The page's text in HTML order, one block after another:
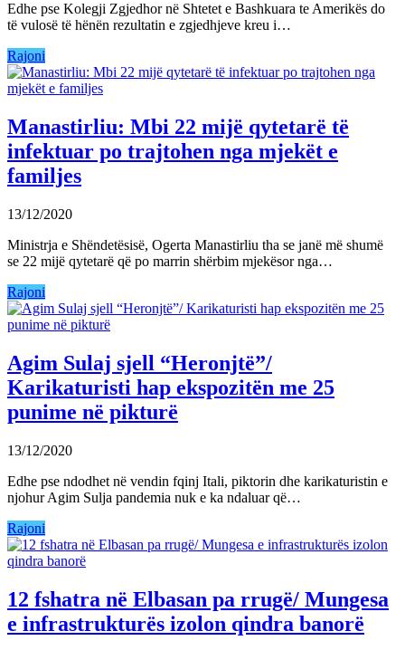
Edhe pse Kolegji Zgjedhor në Shtetet e Bashkuara te Amerikës do
të vulosë të hënën rezultatin e zgjedhjeve kreu i…
Rajoni
Manastirliu: Mbi 22 mijë qytetarë të
infektuar po trajtohen nga mjekët e
familjes
13/12/2020
Ministrja e Shëndetësisë, Ogerta Manastirliu tha se janë më shumë
se 22 mijë qytetarë që po marrin shërbim mjekësor nga…
Rajoni
Agim Sulaj sjell “Heronjtë”/
Karikaturisti hap ekspozitën me 25
punime në pikturë
13/12/2020
Edhe pse ndodhet në vendin fqinj Itali, piktorin dhe karikaturistin e
njohur Agim Sulja pandemia nuk e ka ndaluar që…
Rajoni
12 fshatra në Elbasan pa rrugë/ Mungesa
e infrastrukturës izolon qindra banorë